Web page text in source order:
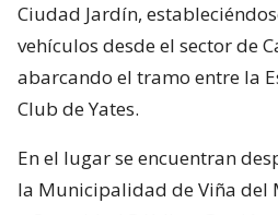
Ciudad Jardín,
vehículos desde el sector de
abarcando el tramo entre la
Club de Yates.
En el lugar se encuentran
la Municipalidad de Viña del